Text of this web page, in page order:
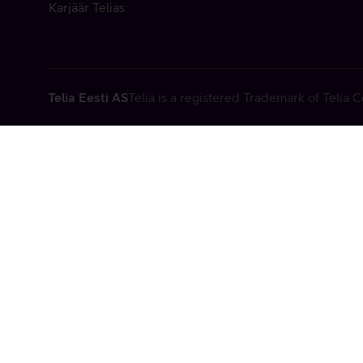
Karjäär Telias
Telia Eesti ASTelia is a registered Trademark of Telia